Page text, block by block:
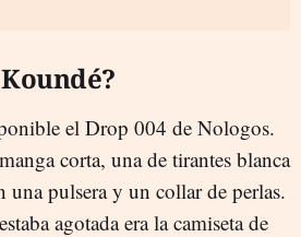
el Drop 004 de Nologos.
corta, una de tirantes blanca
una pulsera y un collar de perlas.
agotada era la camiseta de